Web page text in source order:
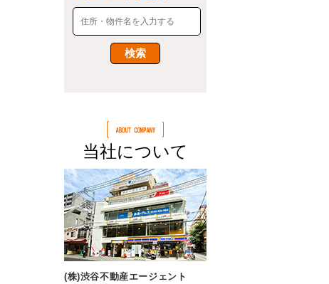
当社について
(株)渋谷不動産エージェント